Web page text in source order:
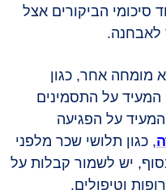
סיכומי הביקורים אצל
לאבחנה.
מומחה אחר, כגון
המעיד על התסמינים
המעיד על הפגיעה
, כגון תלושי שכר מלפני
יש לשמור קבלות על
וטיפולים.